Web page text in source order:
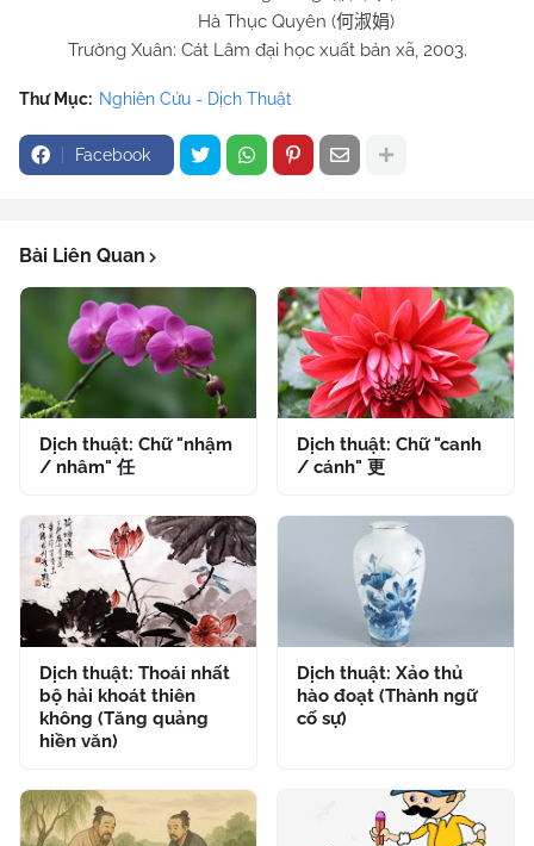
Hà Thục Quyên (何淑娟)
Trường Xuân: Cát Lâm đại học xuất bản xã, 2003.
Thư Mục: Nghiên Cứu - Dịch Thuật
Facebook
Bài Liên Quan
Dịch thuật: Chữ "nhậm
/ nhâm" 任
Dịch thuật: Chữ "canh
/ cánh" 更
Dịch thuật: Thoái nhất
bộ hải khoát thiên
không (Tăng quảng
hiền văn)
Dịch thuật: Xảo thủ
hào đoạt (Thành ngữ
cố sự)